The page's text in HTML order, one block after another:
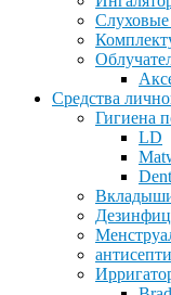
Средства
Гигиена
LD